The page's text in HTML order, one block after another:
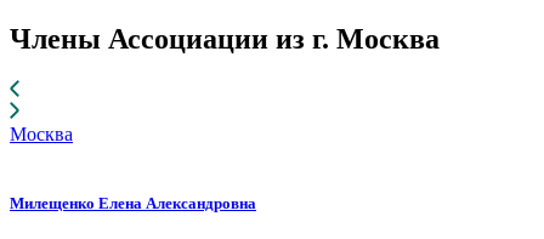
Члены Ассоциации из г. Москва
Москва
Милещенко Елена Александровна